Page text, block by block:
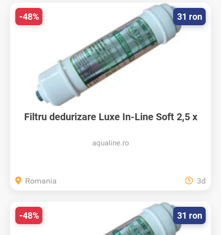
Filtru dedurizare Luxe In-Line Soft 2,5 x
aqualine.ro
31 ron
-48%
Romania 3d
31 ron
-48%